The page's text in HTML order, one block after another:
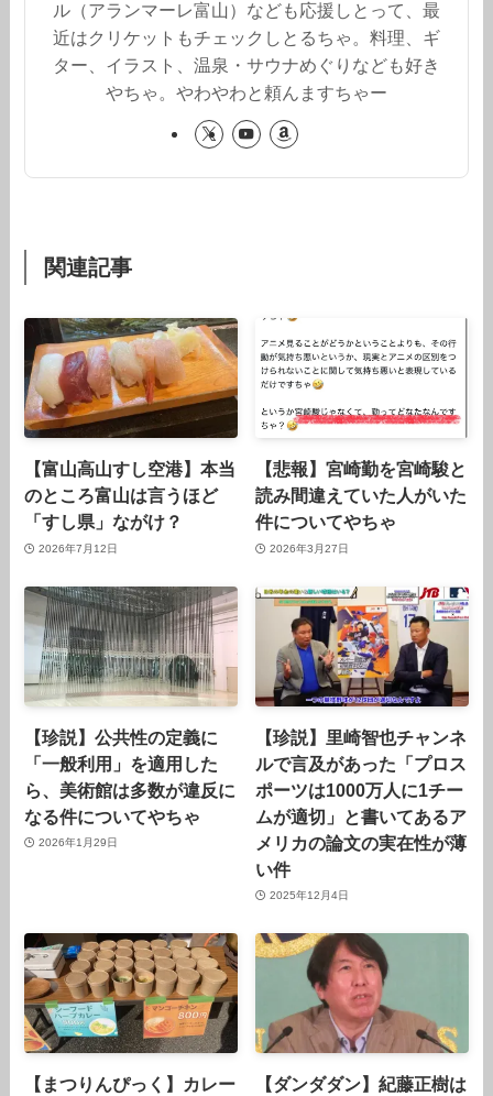
ル（アランマーレ富山）なども応援しとって、最
近はクリケットもチェックしとるちゃ。料理、ギ
ター、イラスト、温泉・サウナめぐりなども好き
やちゃ。やわやわと頼んますちゃー
関連記事
【富山高山すし空港】本当
のところ富山は言うほど
「すし県」ながけ？
2026年7月12日
【悲報】宮崎勤を宮崎駿と
読み間違えていた人がいた
件についてやちゃ
2026年3月27日
【珍説】公共性の定義に
「一般利用」を適用した
ら、美術館は多数が違反に
なる件についてやちゃ
2026年1月29日
【珍説】里崎智也チャンネ
ルで言及があった「プロス
ポーツは1000万人に1チー
ムが適切」と書いてあるア
メリカの論文の実在性が薄
い件
2025年12月4日
【まつりんぴっく】カレー
【ダンダダン】紀藤正樹は